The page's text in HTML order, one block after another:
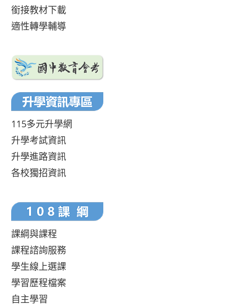
銜接教材下載
適性轉學輔導
115多元升學網
升學考試資訊
升學進路資訊
各校獨招資訊
課綱與課程
課程諮詢服務
學生線上選課
學習歷程檔案
自主學習